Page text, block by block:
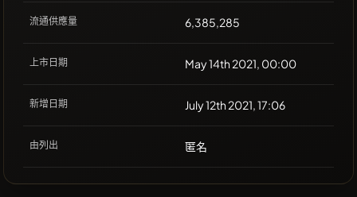
流通供應量 6,385,285
上市日期 May 14th 2021, 00:00
新增日期 July 12th 2021, 17:06
由列出 匿名